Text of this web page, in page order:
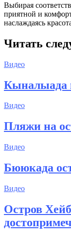
Выбирая
приятной и
наслаждаясь
Читать
Видео
Кыналыада
Видео
Пляжи на
Видео
Бююкада
Видео
Остров